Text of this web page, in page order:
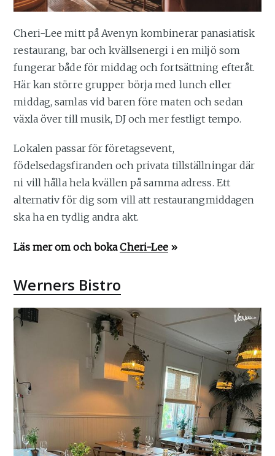
Cheri-Lee mitt på Avenyn kombinerar panasiatisk
restaurang, bar och kvällsenergi i en miljö som
fungerar både för middag och fortsättning efteråt.
Här kan större grupper börja med lunch eller
middag, samlas vid baren före maten och sedan
växla över till musik, DJ och mer festligt tempo.
Lokalen passar för företagsevent,
födelsedagsfiranden och privata tillställningar där
ni vill hålla hela kvällen på samma adress. Ett
alternativ för dig som vill att restaurangmiddagen
ska ha en tydlig andra akt.
Läs mer om och bokaCheri-Lee »
Werners Bistro